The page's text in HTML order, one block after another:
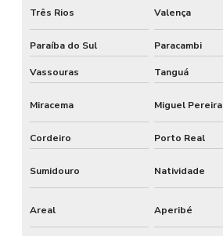
Três Rios Valença
Paraíba do Sul Paracambi
Vassouras Tanguá
Miracema Miguel Pereira
Cordeiro Porto Real
Sumidouro Natividade
Areal Aperibé